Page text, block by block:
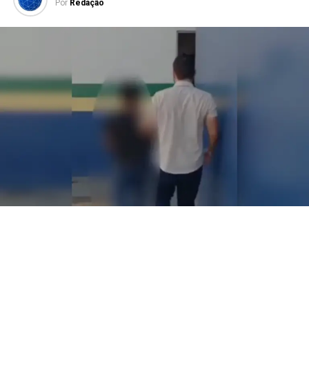
Por Redação